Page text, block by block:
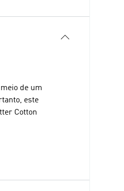
de um
este
Cotton